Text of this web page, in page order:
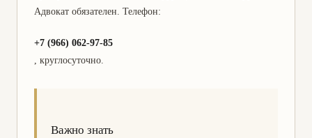
Адвокат обязателен. Телефон:
+7 (966) 062-97-85
, круглосуточно.
Важно знать